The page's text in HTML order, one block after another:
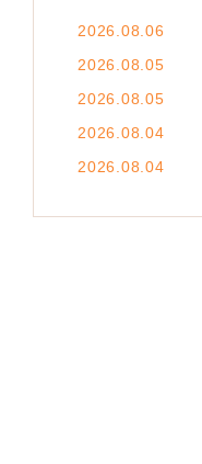
2026.08.06
2026.08.05
2026.08.05
2026.08.04
2026.08.04